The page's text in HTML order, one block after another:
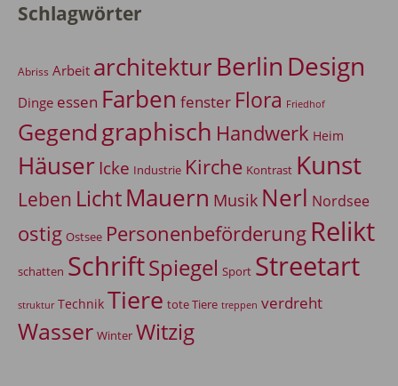
Schlagwörter
Abriss Arbeit architekturBerlin Design
Dinge essen Farben fenster Flora Friedhof
Gegendgraphisch Handwerk Heim
Häuser Icke Industrie Kirche Kontrast Kunst
Leben LichtMauern Musik Nerl Nordsee
ostig Ostsee Personenbeförderung Relikt
schatten SchriftSpiegel Sport Streetart
struktur Technik Tiere tote Tiere treppen verdreht
Wasser Winter Witzig